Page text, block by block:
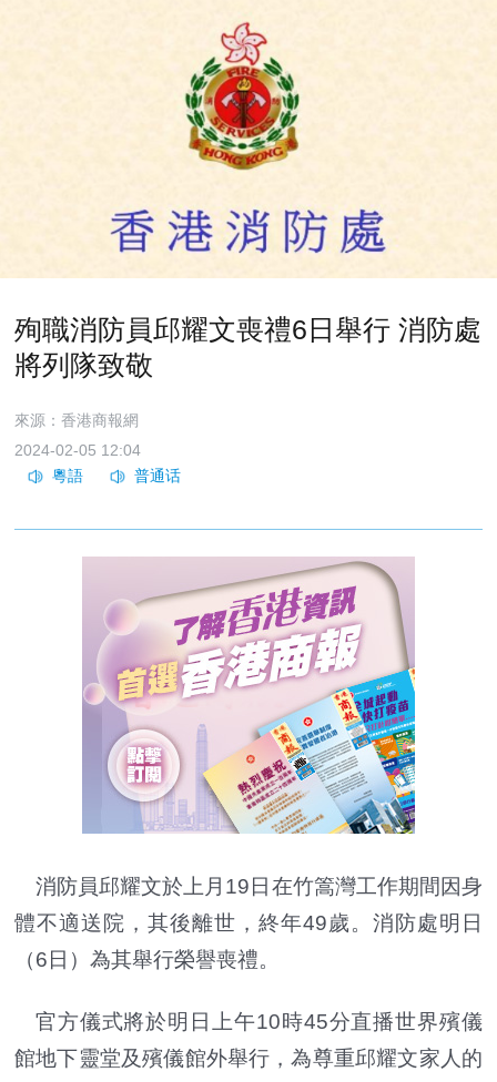
殉職消防員邱耀文喪禮6日舉行 消防處
將列隊致敬
來源：香港商報網
2024-02-05 12:04
消防員邱耀文於上月19日在竹篙灣工作期間因身
體不適送院，其後離世，終年49歲。消防處明日
（6日）為其舉行榮譽喪禮。
官方儀式將於明日上午10時45分直播世界殯儀
館地下靈堂及殯儀館外舉行，為尊重邱耀文家人的